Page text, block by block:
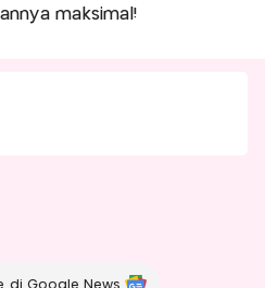
maksimal!
di Google News